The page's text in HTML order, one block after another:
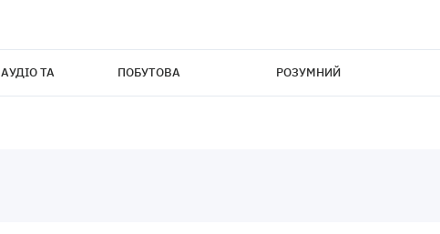
АУДІО ТА ПОБУТОВА РОЗУМНИЙ